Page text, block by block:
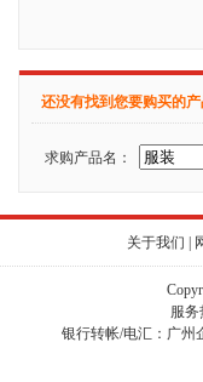
还没有找到您要购买的
求购产品名：
关于我们
服务
银行转帐/电汇：广州